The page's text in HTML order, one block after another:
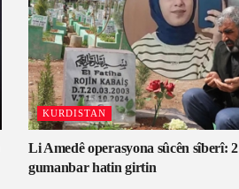
KURDISTAN
Li Amedê operasyona sûcên sîberî: 2
gumanbar hatin girtin